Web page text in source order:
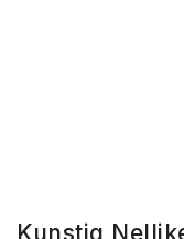
Kunstig